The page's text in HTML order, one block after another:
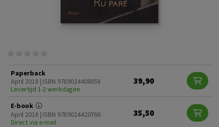
Paperback
April 2018 | ISBN 9789024408658
Levertijd 1-2 werkdagen
39,90
E-book
April 2018 | ISBN 9789024420766
Direct via e-mail
35,50